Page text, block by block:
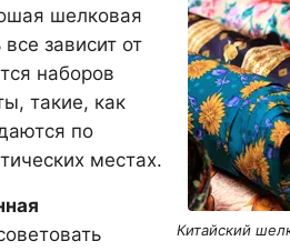
Китайский
шелковая
зависит от
наборов
такие, как
по
местах.